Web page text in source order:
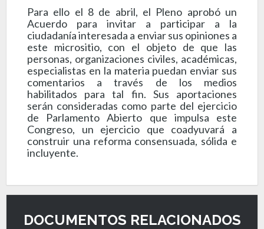
Para ello el 8 de abril, el Pleno aprobó un
Acuerdo para invitar a participar a la
ciudadanía interesada a enviar sus opiniones a
este micrositio, con el objeto de que las
personas, organizaciones civiles, académicas,
especialistas en la materia puedan enviar sus
comentarios a través de los medios
habilitados para tal fin. Sus aportaciones
serán consideradas como parte del ejercicio
de Parlamento Abierto que impulsa este
Congreso, un ejercicio que coadyuvará a
construir una reforma consensuada, sólida e
incluyente.
DOCUMENTOS RELACIONADOS